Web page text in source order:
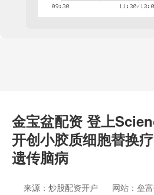
金宝盆配资 登上
开创小胶质细胞替换
遗传脑病
来源：炒股配资开户 网站：垒